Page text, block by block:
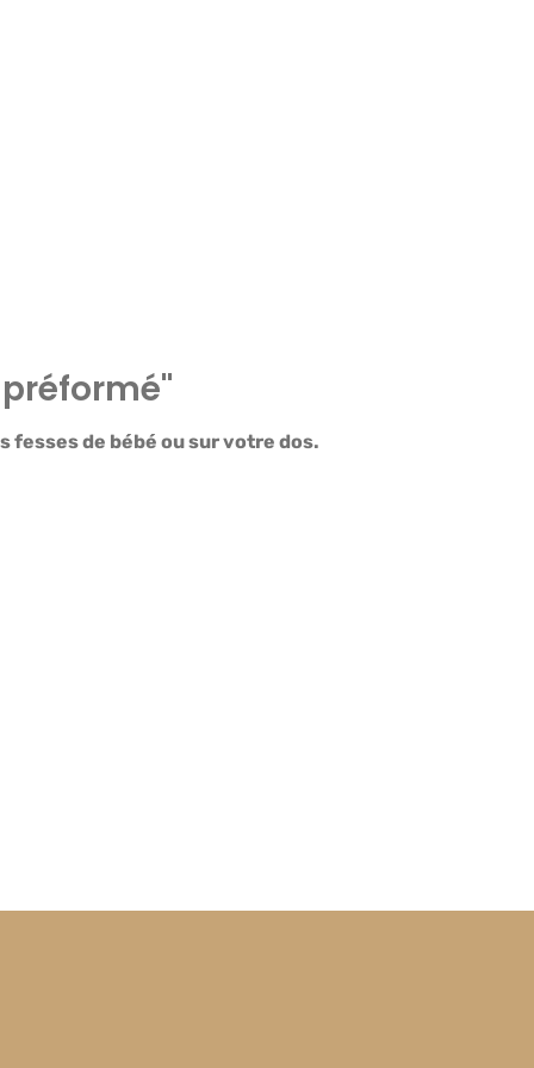
fesses de bébé ou sur votre dos.